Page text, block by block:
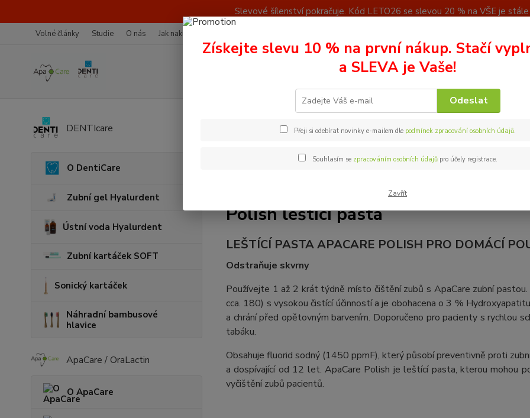
Slevové šílenství pokračuje. Kód LETO26 se slevou 20 % na VŠE je stále
Volné články Studie O nás Jak nakupovat
Hledat
DENTIcare
O DentiCare
Zubní gel Hyalurdent
Ústní voda Hyalurdent
Zubní kartáček SOFT
Sonický kartáček
Náhradní bambusové
hlavice
ApaCare / OraLactin
O ApaCare
Polish leštící pasta
LEŠTÍCÍ PASTA APACARE POLISH PRO DOMÁCÍ
Odstraňuje skvrny
Používejte 1 až 2 krát týdně místo čištění zubů s ApaCare zubní
cca. 180) s vysokou čistící účinností a je obohacena o 3 %
a chrání před opětovným barvením. Doporučeno pro pacienty s rychlou
tabáku.
Obsahuje fluorid sodný (1450 ppmF), který působí preventivně proti
a dospívající od 12 let. ApaCare Polish je leštící pasta, kterou mohou
vyčištění zubů pacientů.
Získejte slevu 10 % na první nákup. Stačí
a SLEVA je Vaše!
Odeslat
Přeji si odebírat novinky e-mailem dle podmínek zpracování osobních údajů.
Souhlasím se zpracováním osobních údajůpro účely registrace.
Zavřít